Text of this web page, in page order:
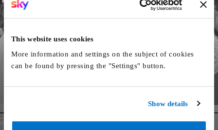
This website uses cookies
More information and settings on the subject of cookies
can be found by pressing the "Settings" button.
Show details